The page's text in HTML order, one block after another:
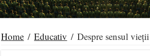
Home / Educativ / Despre sensul